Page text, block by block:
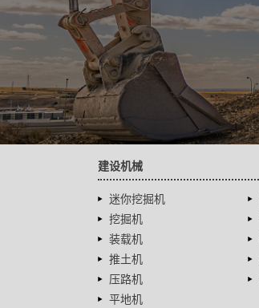
建设机械
迷你挖掘机
挖掘机
装载机
推土机
压路机
平地机